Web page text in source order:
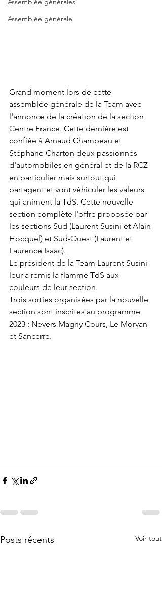
Assemblée générale
Grand moment lors de cette
assemblée générale de la Team avec
l'annonce de la création de la section
Centre France. Cette dernière est
confiée à Arnaud Champeau et
Stéphane Charton deux passionnés
d'automobiles en général et de la RCZ
en particulier mais surtout qui
partagent et vont véhiculer les valeurs
qui animent la TdS. Cette nouvelle
section complète l'offre proposée par
les sections Sud (Laurent Susini et Alain
Hocquel) et Sud-Ouest (Laurent et
Laurence Isaac).
Le président de la Team Laurent Susini
leur a remis la flamme TdS aux
couleurs de leur section.
Trois sorties organisées par la nouvelle
section sont inscrites au programme
2023 : Nevers Magny Cours, Le Morvan
et Sancerre.
Posts récents Voir tout